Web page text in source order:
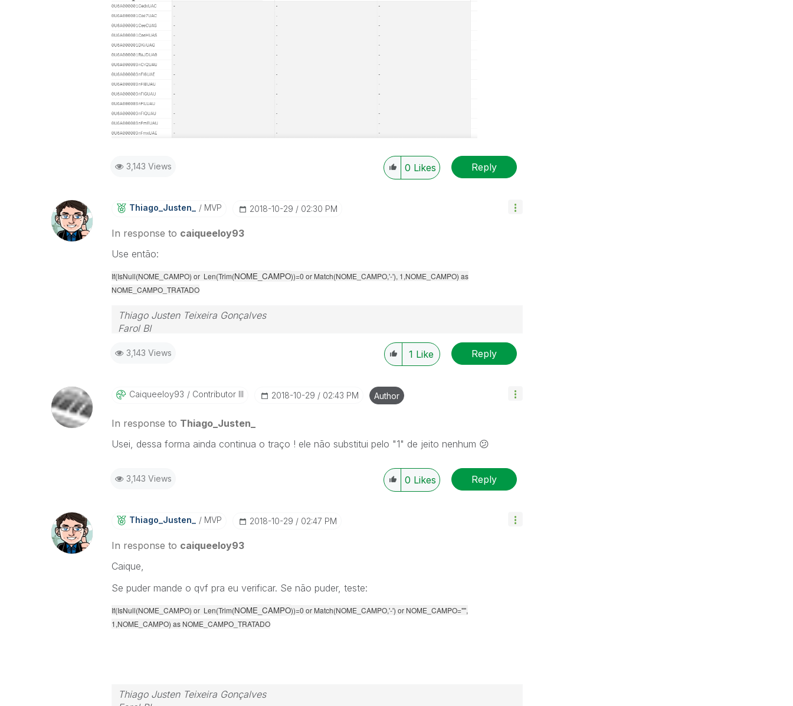
3,143 Views 0 Likes Reply
Thiago_Justen_ MVP ‎2018-10-29 02:30 PM
In response to caiqueeloy93
Use então:
If(IsNull(NOME_CAMPO) or Len(Trim(NOME_CAMPO))=0 or Match(NOME_CAMPO,'-'), 1,NOME_CAMPO) as
NOME_CAMPO_TRATADO
Thiago Justen Teixeira Gonçalves
Farol BI
Skype: justen.thiago
3,143 Views 1 Like Reply
Caiqueeloy93 Contributor III ‎2018-10-29 02:43 PM Author
In response to Thiago_Justen_
Usei, dessa forma ainda continua o traço ! ele não substitui pelo "1" de jeito nenhum 😕
3,143 Views 0 Likes Reply
Thiago_Justen_ MVP ‎2018-10-29 02:47 PM
In response to caiqueeloy93
Caique,
Se puder mande o qvf pra eu verificar. Se não puder, teste:
If(IsNull(NOME_CAMPO) or Len(Trim(NOME_CAMPO))=0 or Match(NOME_CAMPO,'-') or NOME_CAMPO="",
1,NOME_CAMPO) as NOME_CAMPO_TRATADO
Thiago Justen Teixeira Gonçalves